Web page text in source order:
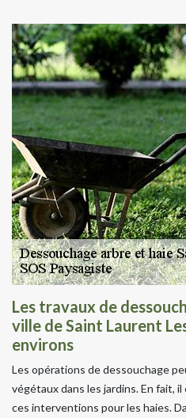
Les travaux de
ville de Saint Laurent
environs
Les opérations de dessouchage
végétaux dans les jardins. En fait,
ces interventions pour les haies.